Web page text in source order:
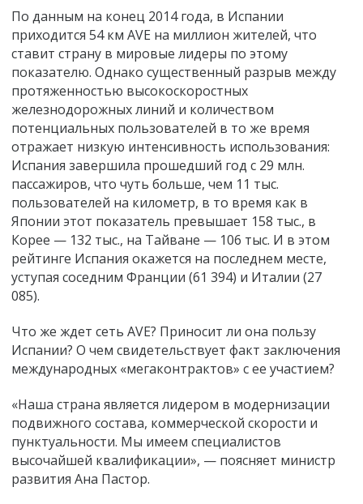
По данным на конец 2014 года, в Испании
приходится 54 км AVE на миллион жителей, что
ставит страну в мировые лидеры по этому
показателю. Однако существенный разрыв между
протяженностью высокоскоростных
железнодорожных линий и количеством
потенциальных пользователей в то же время
отражает низкую интенсивность использования:
Испания завершила прошедший год с 29 млн.
пассажиров, что чуть больше, чем 11 тыс.
пользователей на километр, в то время как в
Японии этот показатель превышает 158 тыс., в
Корее — 132 тыс., на Тайване — 106 тыс. И в этом
рейтинге Испания окажется на последнем месте,
уступая соседним Франции (61 394) и Италии (27
085).
Что же ждет сеть AVE? Приносит ли она пользу
Испании? О чем свидетельствует факт заключения
международных «мегаконтрактов» с ее участием?
«Наша страна является лидером в модернизации
подвижного состава, коммерческой скорости и
пунктуальности. Мы имеем специалистов
высочайшей квалификации», — поясняет министр
развития Ана Пастор.